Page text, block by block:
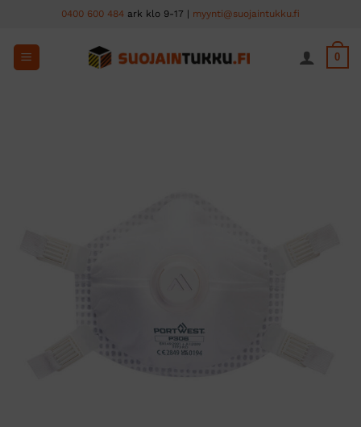
content
0400 600 484 ark klo 9-17 | myynti@suojaintukku.fi
0